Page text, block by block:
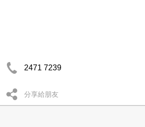
2471 7239
分享給朋友